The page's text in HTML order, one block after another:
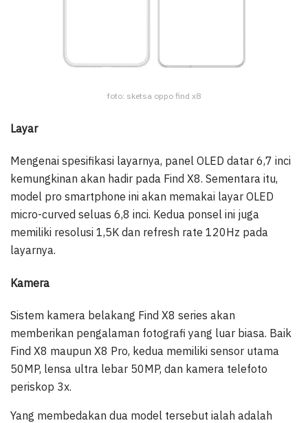
foto: sketsa oppo find x8
Layar
Mengenai spesifikasi layarnya, panel OLED datar 6,7 inci
kemungkinan akan hadir pada Find X8. Sementara itu,
model pro smartphone ini akan memakai layar OLED
micro-curved seluas 6,8 inci. Kedua ponsel ini juga
memiliki resolusi 1,5K dan refresh rate 120Hz pada
layarnya.
Kamera
Sistem kamera belakang Find X8 series akan
memberikan pengalaman fotografi yang luar biasa. Baik
Find X8 maupun X8 Pro, kedua memiliki sensor utama
50MP, lensa ultra lebar 50MP, dan kamera telefoto
periskop 3x.
Yang membedakan dua model tersebut ialah adalah